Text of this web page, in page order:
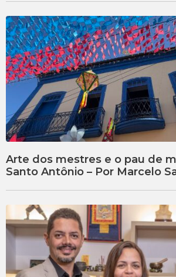
Arte dos mestres e o pau de
Santo Antônio – Por Marcelo